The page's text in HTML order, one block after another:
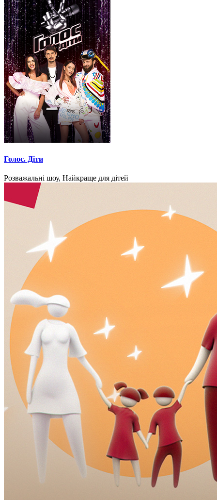
Голос. Діти
Розважальні шоу, Найкраще для дітей